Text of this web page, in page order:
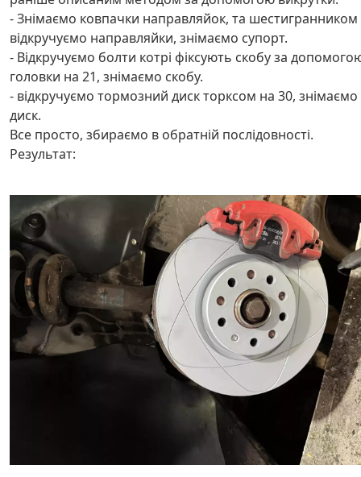
- Знімаємо ковпачки направляйок, та шестигранником
відкручуємо направляйки, знімаємо супорт.
- Відкручуємо болти котрі фіксують скобу за
головки на 21, знімаємо скобу.
- відкручуємо тормозний диск торксом на 30, знімаємо
диск.
Все просто, збираємо в обратній послідовності.
Результат: